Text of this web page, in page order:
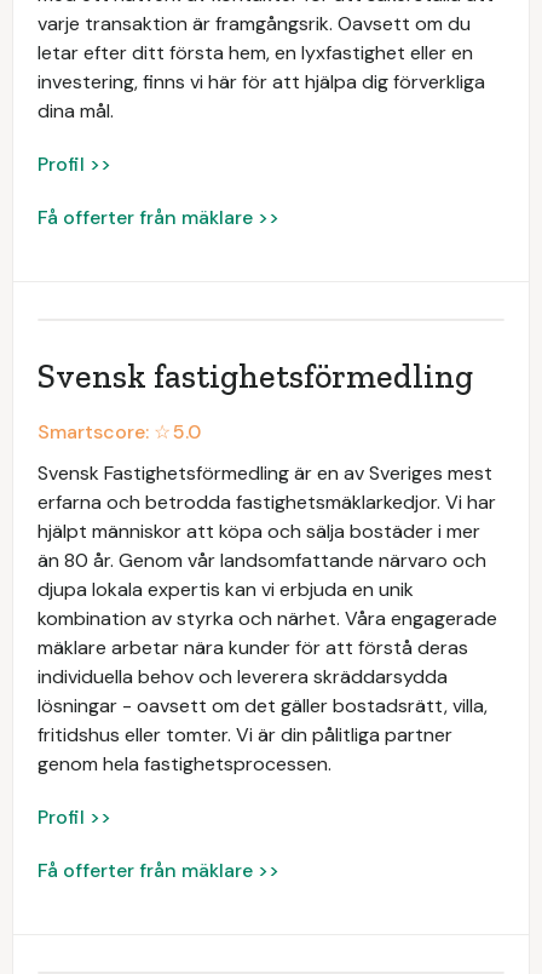
varje transaktion är framgångsrik. Oavsett om du
letar efter ditt första hem, en lyxfastighet eller en
investering, finns vi här för att hjälpa dig förverkliga
dina mål.
Profil >>
Få offerter från mäklare >>
Svensk fastighetsförmedling
Smartscore: ☆5.0
Svensk Fastighetsförmedling är en av Sveriges mest
erfarna och betrodda fastighetsmäklarkedjor. Vi har
hjälpt människor att köpa och sälja bostäder i mer
än 80 år. Genom vår landsomfattande närvaro och
djupa lokala expertis kan vi erbjuda en unik
kombination av styrka och närhet. Våra engagerade
mäklare arbetar nära kunder för att förstå deras
individuella behov och leverera skräddarsydda
lösningar - oavsett om det gäller bostadsrätt, villa,
fritidshus eller tomter. Vi är din pålitliga partner
genom hela fastighetsprocessen.
Profil >>
Få offerter från mäklare >>